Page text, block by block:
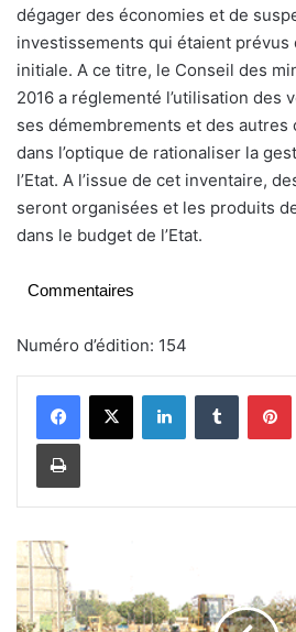
dégager des économies et de
investissements qui étaient prévus
initiale. A ce titre, le Conseil des
2016 a réglementé l’utilisation des
ses démembrements et des autres
dans l’optique de rationaliser la
l’Etat. A l’issue de cet inventaire,
seront organisées et les produits
dans le budget de l’Etat.
Commentaires
Numéro d’édition: 154
«
L
s